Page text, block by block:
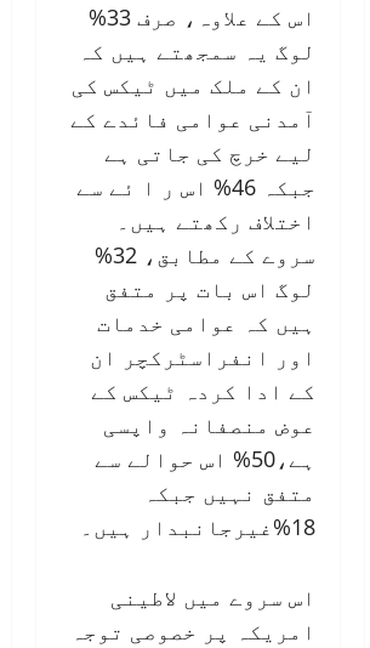
اس کے علاوہ، صرف 33%
لوگ یہ سمجھتے ہیں کہ
ان کے ملک میں ٹیکس کی
آمدنی عوامی فائدے کے
لیے خرچ کی جاتی ہے
جبکہ 46% اس ر ا ئے سے
اختلاف رکھتے ہیں۔
سروے کے مطابق، 32%
لوگ اس بات پر متفق
ہیں کہ عوامی خدمات
اور انفراسٹرکچر ان
کے ادا کردہ ٹیکس کے
عوض منصفانہ واپسی
ہے،50% اس حوالے سے
متفق نہیں جبکہ
18%غیرجانبدار ہیں۔
اس سروے میں لاطینی
امریکہ پر خصوصی توجہ